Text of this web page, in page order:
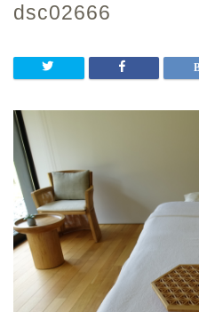
dsc02666